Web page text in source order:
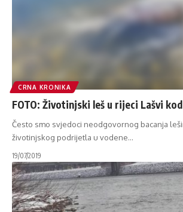
CRNA KRONIKA
FOTO: Životinjski leš u rijeci Lašvi
Često smo svjedoci neodgovornog bacanja
životinjskog podrijetla u vodene…
19/07/2019